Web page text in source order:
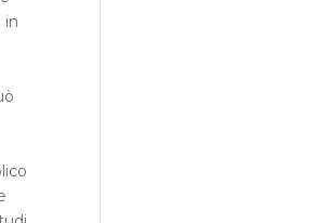
in